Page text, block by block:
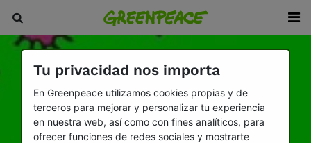
Tu privacidad nos importa
En Greenpeace utilizamos cookies propias y de
terceros para mejorar y personalizar tu experiencia
en nuestra web, así como con fines analíticos, para
ofrecer funciones de redes sociales y mostrarte